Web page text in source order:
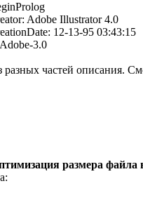
Adobe Illustrator 4.0
12-13-95 03:43:15
3.0
разных частей описания.
размера файла